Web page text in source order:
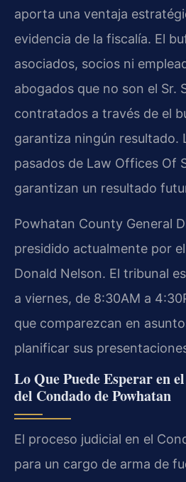
aporta una ventaja
evidencia de la fiscalía. El
asociados, socios ni
abogados que no son el Sr.
contratados a través de el
garantiza ningún resultado.
pasados de Law Offices Of
garantizan un resultado
Powhatan County General
presidido actualmente por
Donald Nelson. El tribunal
a viernes, de 8:30AM a
que comparezcan en
planificar sus
Lo Que Puede Esperar en
del Condado de Powhatan
El proceso judicial en el
para un cargo de arma de